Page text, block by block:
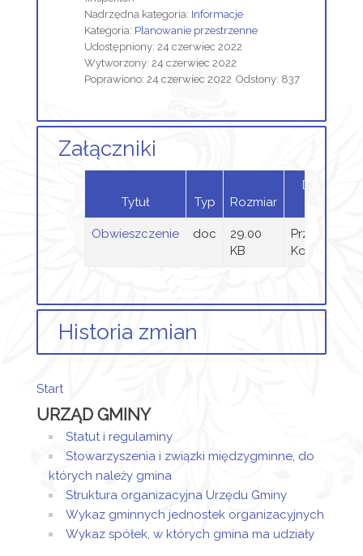
Nadrzędna kategoria: Informacje
Kategoria: Planowanie przestrzenne
Udostępniony: 24 czerwiec 2022
Wytworzony: 24 czerwiec 2022
Poprawiono: 24 czerwiec 2022 Odsłony: 837
Załączniki
Tytuł Typ Rozmiar
Dodany
Obwieszczenie doc
29.00
KB
Przemysław
Kołodziej
Historia zmian
utworzony.
Dodane
załączniki
Obwieszczenie
2022
Start
URZĄD GMINY
Statut i regulaminy
Stowarzyszenia i związki międzygminne, do
których należy gmina
Struktura organizacyjna Urzędu Gminy
Wykaz gminnych jednostek organizacyjnych
Wykaz spółek, w których gmina ma udziały